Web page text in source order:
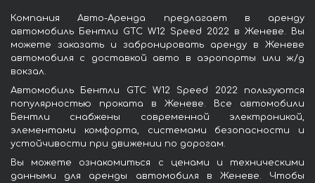
Компания Авто-Аренда предлагает в аренду
автомобиль Бентли GTC W12 Speed 2022 в Женеве. Вы
можете заказать и забронировать аренду в Женеве
автомобиля с доставкой авто в аэропорты или ж/д
вокзал.
Автомобиль Бентли GTC W12 Speed 2022 пользуются
популярностью проката в Женеве. Все автомобили
Бентли снабжены современной электроникой,
элементами комфорта, системами безопасности и
устойчивости при движении по дорогам.
Вы можете ознакомиться с ценами и техническими
данными для аренды автомобиля в Женеве. Чтобы